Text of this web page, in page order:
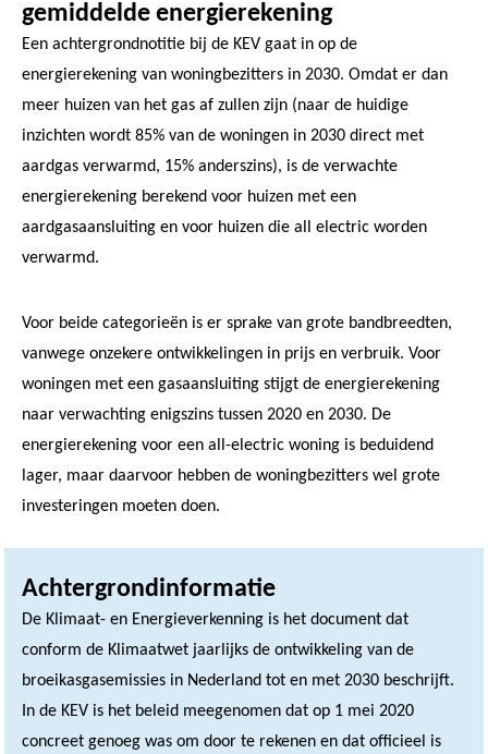
gemiddelde energierekening
Een achtergrondnotitie bij de KEV gaat in op de
energierekening van woningbezitters in 2030. Omdat er dan
meer huizen van het gas af zullen zijn (naar de huidige
inzichten wordt 85% van de woningen in 2030 direct met
aardgas verwarmd, 15% anderszins), is de verwachte
energierekening berekend voor huizen met een
aardgasaansluiting en voor huizen die all electric worden
verwarmd.
Voor beide categorieën is er sprake van grote bandbreedten,
vanwege onzekere ontwikkelingen in prijs en verbruik. Voor
woningen met een gasaansluiting stijgt de energierekening
naar verwachting enigszins tussen 2020 en 2030. De
energierekening voor een all-electric woning is beduidend
lager, maar daarvoor hebben de woningbezitters wel grote
investeringen moeten doen.
Achtergrondinformatie
De Klimaat- en Energieverkenning is het document dat
conform de Klimaatwet jaarlijks de ontwikkeling van de
broeikasgasemissies in Nederland tot en met 2030 beschrijft.
In de KEV is het beleid meegenomen dat op 1 mei 2020
concreet genoeg was om door te rekenen en dat officieel is